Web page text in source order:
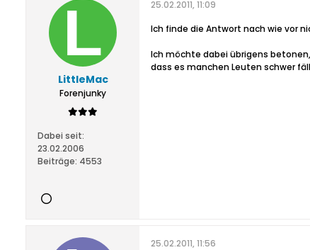
LittleMac
Forenjunky
Dabei seit:
23.02.2006
Beiträge: 4553
25.02.2011, 11:09
Ich finde die Antwort nach wie vor
Ich möchte dabei übrigens
dass es manchen Leuten schwer
25.02.2011, 11:56